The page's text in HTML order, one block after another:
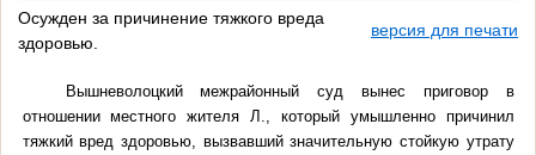
Осужден за причинение тяжкого вреда
здоровью.
версия для печати
Вышневолоцкий межрайонный суд вынес приговор в
отношении местного жителя Л., который умышленно причинил
тяжкий вред здоровью, вызвавший значительную стойкую утрату